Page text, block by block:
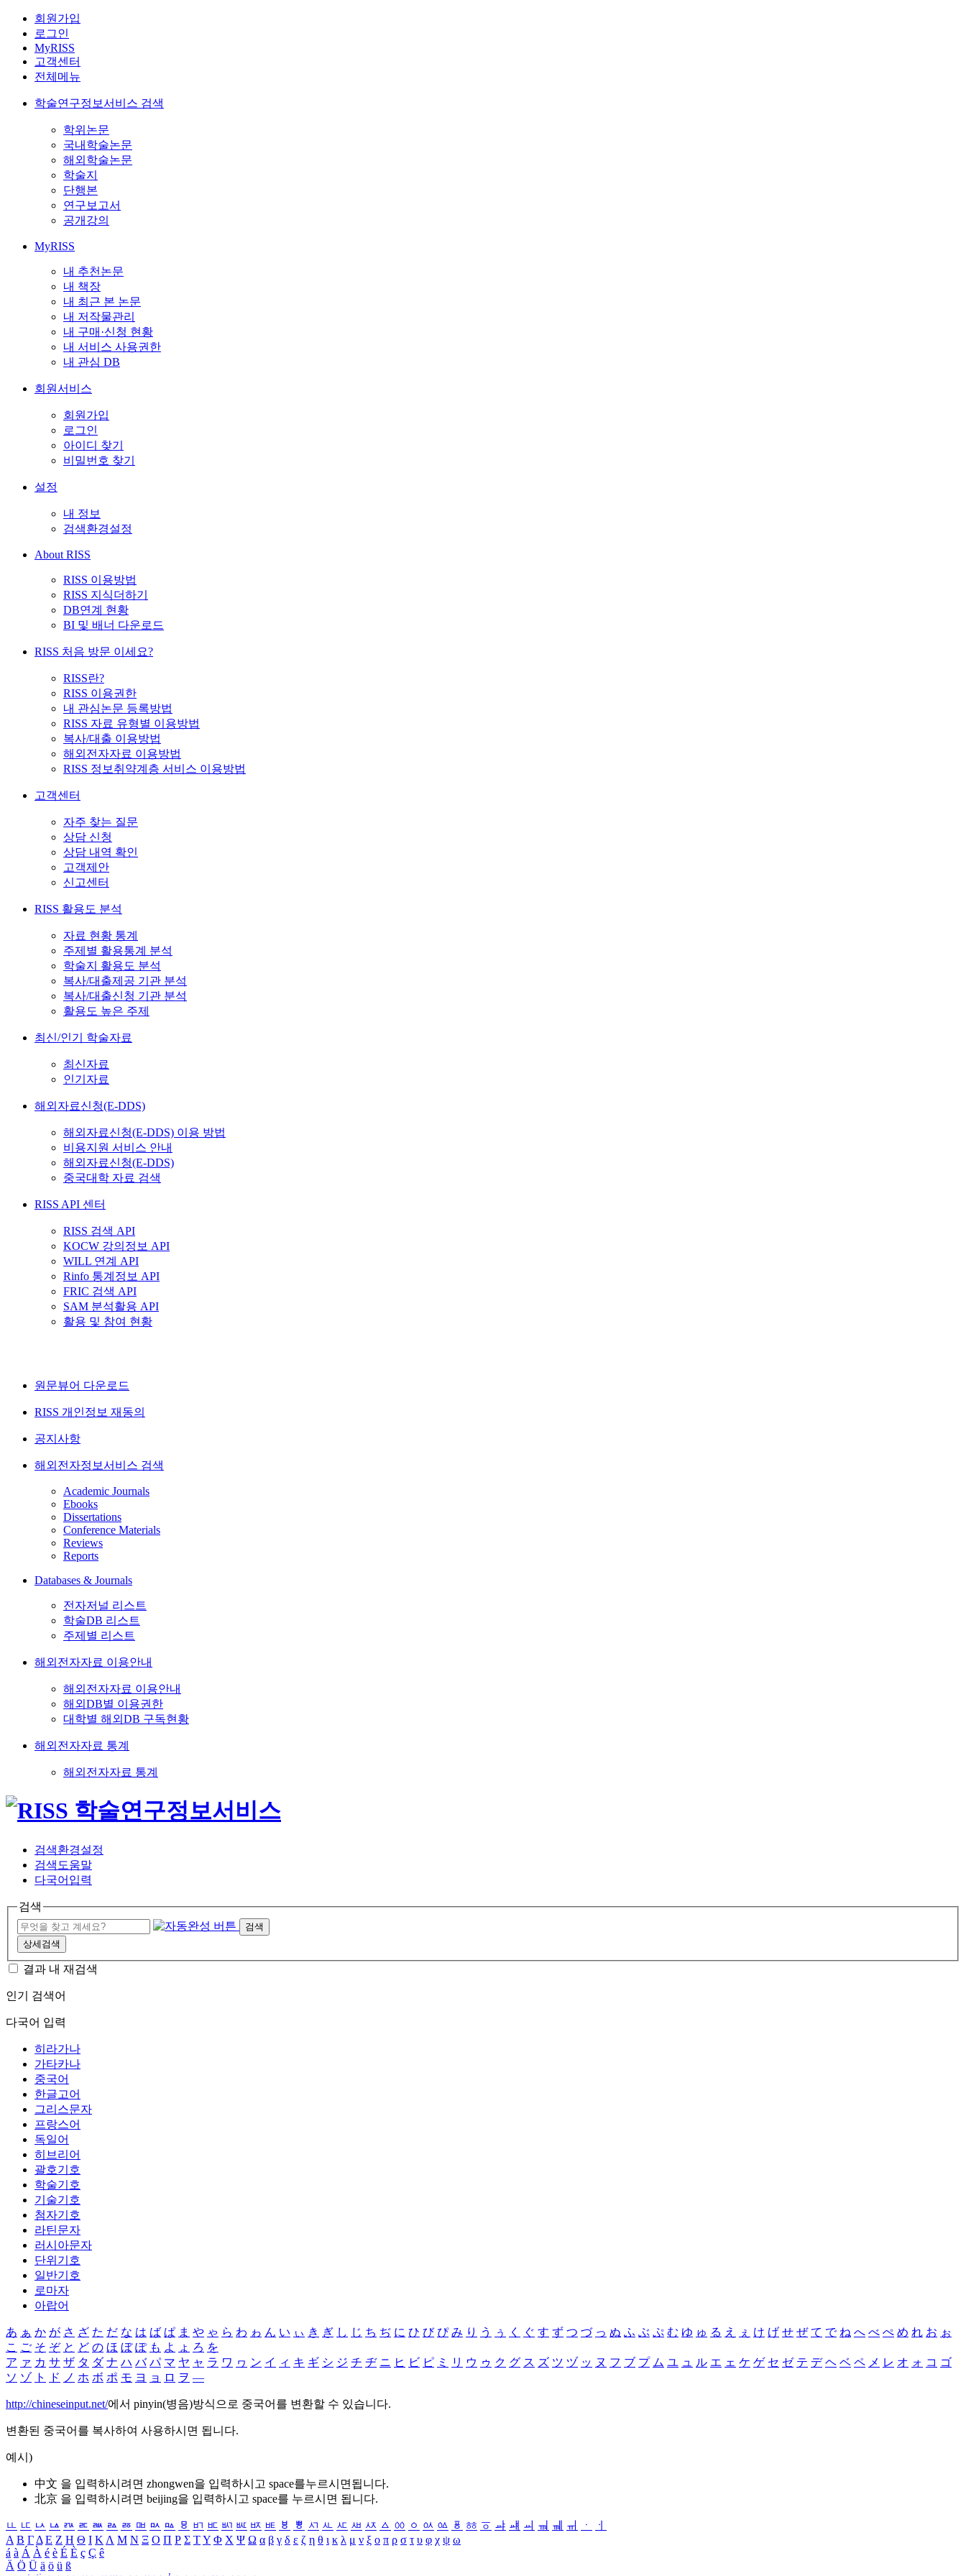
회원가입
로그인
MyRISS
고객센터
전체메뉴
학술연구정보서비스 검색
학위논문
국내학술논문
해외학술논문
학술지
단행본
연구보고서
공개강의
MyRISS
내 추천논문
내 책장
내 최근 본 논문
내 저작물관리
내 구매·신청 현황
내 서비스 사용권한
내 관심 DB
회원서비스
회원가입
로그인
아이디 찾기
비밀번호 찾기
설정
내 정보
검색환경설정
About RISS
RISS 이용방법
RISS 지식더하기
DB연계 현황
BI 및 배너 다운로드
RISS 처음 방문 이세요?
RISS란?
RISS 이용권한
내 관심논문 등록방법
RISS 자료 유형별 이용방법
복사/대출 이용방법
해외전자자료 이용방법
RISS 정보취약계층 서비스 이용방법
고객센터
자주 찾는 질문
상담 신청
상담 내역 확인
고객제안
신고센터
RISS 활용도 분석
자료 현황 통계
주제별 활용통계 분석
학술지 활용도 분석
복사/대출제공 기관 분석
복사/대출신청 기관 분석
활용도 높은 주제
최신/인기 학술자료
최신자료
인기자료
해외자료신청(E-DDS)
해외자료신청(E-DDS) 이용 방법
비용지원 서비스 안내
해외자료신청(E-DDS)
중국대학 자료 검색
RISS API 센터
RISS 검색 API
KOCW 강의정보 API
WILL 연계 API
Rinfo 통계정보 API
FRIC 검색 API
SAM 분석활용 API
활용 및 참여 현황
원문뷰어 다운로드
RISS 개인정보 재동의
공지사항
해외전자정보서비스 검색
Academic Journals
Ebooks
Dissertations
Conference Materials
Reviews
Reports
Databases & Journals
전자저널 리스트
학술DB 리스트
주제별 리스트
해외전자자료 이용안내
해외전자자료 이용안내
해외DB별 이용권한
대학별 해외DB 구독현황
해외전자자료 통계
해외전자자료 통계
검색환경설정
검색도움말
다국어입력
검색
검색
상세검색
결과 내 재검색
인기 검색어
다국어 입력
히라가나
가타카나
중국어
한글고어
그리스문자
프랑스어
독일어
히브리어
괄호기호
학술기호
기술기호
첨자기호
라틴문자
러시아문자
단위기호
일반기호
로마자
아랍어
あ ぁ か が さ ざ た だ な は ば ぱ ま や ゃ ら わ ゎ ん い ぃ き ぎ し じ ち ぢ に ひ び ぴ み り う ぅ く ぐ す ず つ づ っ ぬ ふ ぶ ぷ む ゆ ゅ る え ぇ け げ せ ぜ て で ね へ べ ぺ め れ お ぉ
こ ご そ ぞ と ど の ほ ぼ ぽ も よ ょ ろ を
ア ァ カ サ ザ タ ダ ナ ハ バ パ マ ヤ ャ ラ ワ ヮ ン イ ィ キ ギ シ ジ チ ヂ ニ ヒ ビ ピ ミ リ ウ ゥ ク グ ス ズ ツ ヅ ッ ヌ フ ブ プ ム ユ ュ ル エ ェ ケ ゲ セ ゼ テ デ ヘ ベ ペ メ レ オ ォ コ ゴ
ソ ゾ ト ド ノ ホ ボ ポ モ ヨ ョ ロ ヲ ―
http://chineseinput.net/에서 pinyin(병음)방식으로 중국어를 변환할 수 있습니다.
변환된 중국어를 복사하여 사용하시면 됩니다.
예시)
中文 을 입력하시려면 zhongwen을 입력하시고 space를누르시면됩니다.
北京 을 입력하시려면 beijing을 입력하시고 space를 누르시면 됩니다.
ㅥ ㅦ ㅧ ㅨ ㅩ ㅪ ㅫ ㅬ ㅭ ㅮ ㅯ ㅰ ㅱ ㅲ ㅳ ㅴ ㅵ ㅶ ㅷ ㅸ ㅹ ㅺ ㅻ ㅼ ㅽ ㅾ ㅿ ㆀ ㆁ ㆂ ㆃ ㆄ ㆅ ㆆ ㆇ ㆈ ㆉ ㆊ ㆋ ㆌ ㆍ
ㆎ
Α Β ΓΔ Ε Ζ Η Θ Ι ΚΛ Μ Ν Ξ Ο Π Ρ Σ ΤΥ Φ Χ Ψ Ω α β γ δ ε ζ η θ ι κ λ μ ν ξ ο π ρ σ τ υ φ χ ψ ω
á à Á À é è É È ç Ç ê
Ä Ö Ü ä ö ü ß